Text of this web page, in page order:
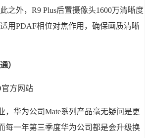
之外，R9 Plus后置摄像头1600万清晰度
用PDAF相位对焦作用，确保画质清晰
）
官方网站
，华为公司Mate系列产品毫无疑问是更
每一年第三季度华为公司都是会升级换